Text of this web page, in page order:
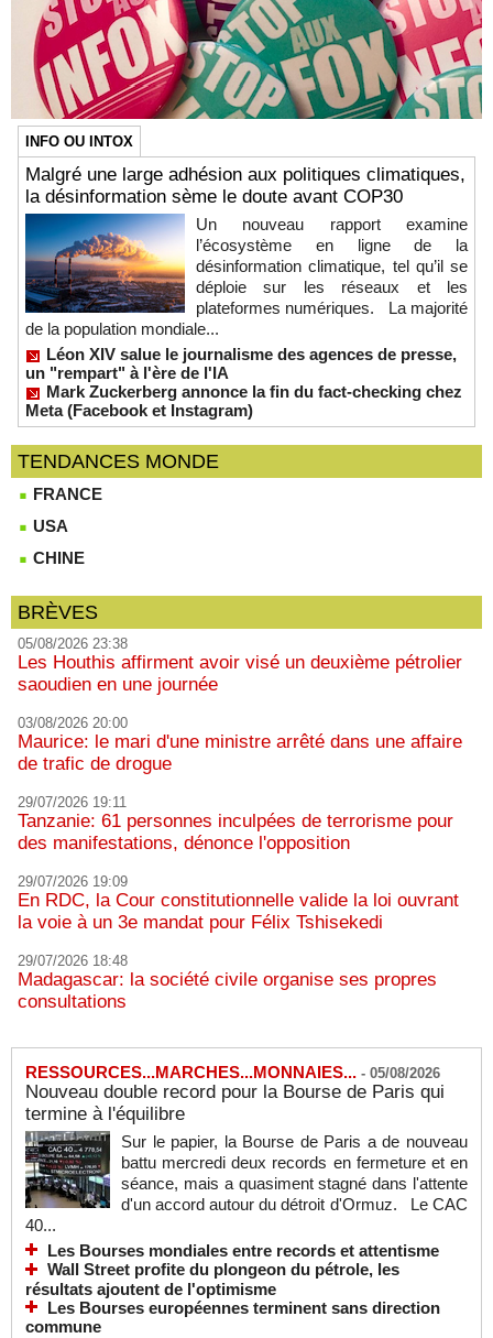
INFO OU INTOX
Malgré une large adhésion aux politiques climatiques,
la désinformation sème le doute avant COP30
Un nouveau rapport examine
l’écosystème en ligne de la
désinformation climatique, tel qu’il se
déploie sur les réseaux et les
plateformes numériques. La majorité
de la population mondiale...
Léon XIV salue le journalisme des agences de presse,
un "rempart" à l'ère de l'IA
Mark Zuckerberg annonce la fin du fact-checking chez
Meta (Facebook et Instagram)
TENDANCES MONDE
FRANCE
USA
CHINE
BRÈVES
05/08/2026 23:38
Les Houthis affirment avoir visé un deuxième pétrolier
saoudien en une journée
03/08/2026 20:00
Maurice: le mari d'une ministre arrêté dans une affaire
de trafic de drogue
29/07/2026 19:11
Tanzanie: 61 personnes inculpées de terrorisme pour
des manifestations, dénonce l'opposition
29/07/2026 19:09
En RDC, la Cour constitutionnelle valide la loi ouvrant
la voie à un 3e mandat pour Félix Tshisekedi
29/07/2026 18:48
Madagascar: la société civile organise ses propres
consultations
RESSOURCES...MARCHES...MONNAIES... - 05/08/2026
Nouveau double record pour la Bourse de Paris qui
termine à l'équilibre
Sur le papier, la Bourse de Paris a de nouveau
battu mercredi deux records en fermeture et en
séance, mais a quasiment stagné dans l'attente
d'un accord autour du détroit d'Ormuz. Le CAC
40...
Les Bourses mondiales entre records et attentisme
Wall Street profite du plongeon du pétrole, les
résultats ajoutent de l'optimisme
Les Bourses européennes terminent sans direction
commune